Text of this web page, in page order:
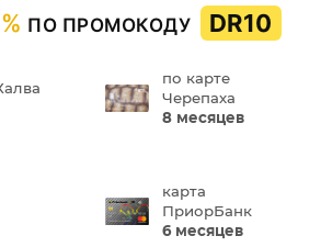
ПО ПРОМОКОДУ DR10
по карте
Черепаха
8 месяцев
карта
ПриорБанк
6 месяцев